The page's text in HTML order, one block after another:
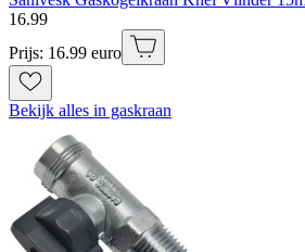
16.99
Prijs: 16.99 euro
Bekijk alles in gaskraan